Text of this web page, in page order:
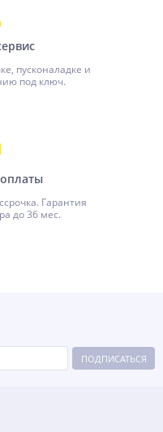
пусконаладке и
под ключ.
Гарантия
до 36 мес.
ПОДПИСАТЬСЯ